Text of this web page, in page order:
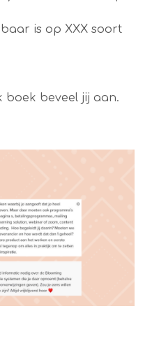
is op XXX soort
boek beveel jij aan.